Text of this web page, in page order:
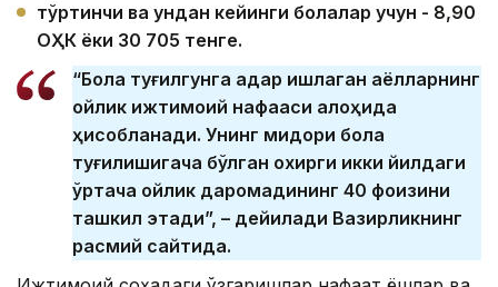
тўртинчи ва ундан кейинги болалар учун - 8,90
ОҲК ёки 30 705 тенге.
“Бола туғилгунга қадар ишлаган аёлларнинг
ойлик ижтимоий нафақаси алоҳида
ҳисобланади. Унинг миқдори бола
туғилишигача бўлган охирги икки йилдаги
ўртача ойлик даромадининг 40 фоизини
ташкил этади”, – дейилади Вазирликнинг
расмий сайтида.